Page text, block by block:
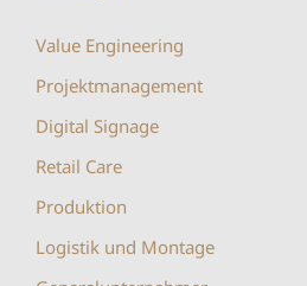
Value Engineering
Projektmanagement
Digital Signage
Retail Care
Produktion
Logistik und Montage